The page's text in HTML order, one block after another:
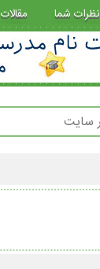
نظرات شما مقالات